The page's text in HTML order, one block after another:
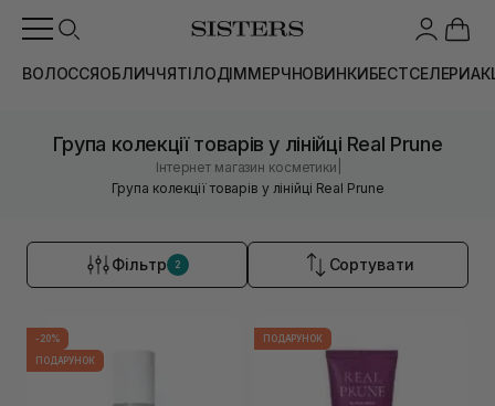
ВОЛОССЯОБЛИЧЧЯТІЛОДІММЕРЧНОВИНКИБЕСТСЕЛЕРИ
Група колекції товарів у лінійці Real Prune
Інтернет магазин косметики
Група колекції товарів у лінійці Real Prune
Фільтр 2 Сортувати
-20%
ПОДАРУНОК
ПОДАРУНОК